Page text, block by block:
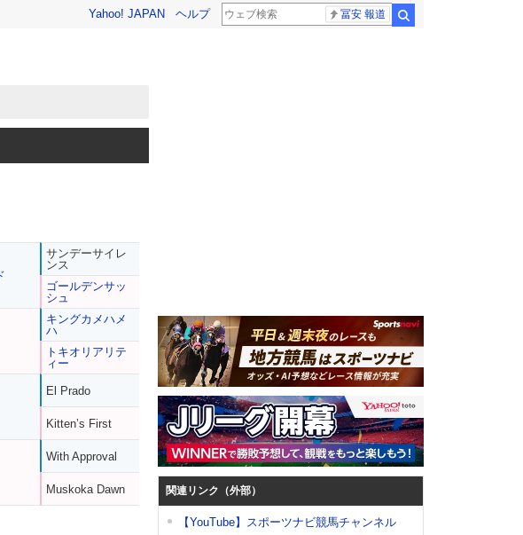
Yahoo! JAPAN ヘルプ 冨安 報道
サンデーサイレ
ンス
ゴールデンサッ
シュ
キングカメハメ
ハ
トキオリアリテ
ィー
El Prado
Kitten’s First
With Approval
Muskoka Dawn 関連リンク（外部）
【YouTube】スポーツナビ競馬チャンネル